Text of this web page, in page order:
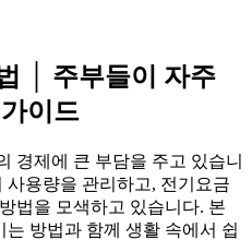
│ 주부들이 자주
이드
경제에 큰 부담을 주고 있습니
사용량을 관리하고, 전기요금
법을 모색하고 있습니다. 본
방법과 함께 생활 속에서 쉽